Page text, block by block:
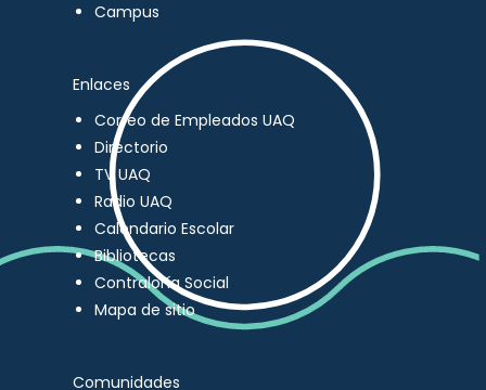
Campus
Enlaces
Correo de Empleados UAQ
Directorio
TV UAQ
Radio UAQ
Calendario Escolar
Bibliotecas
Contraloría Social
Mapa de sitio
Comunidades